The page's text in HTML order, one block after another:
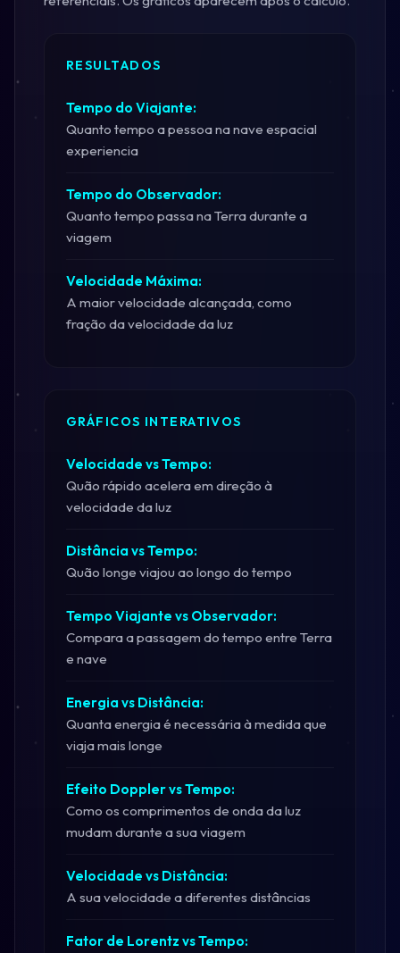
RESULTADOS
Tempo do Viajante:
Quanto tempo a pessoa na nave espacial
experiencia
Tempo do Observador:
Quanto tempo passa na Terra durante a
viagem
Velocidade Máxima:
A maior velocidade alcançada, como
fração da velocidade da luz
GRÁFICOS INTERATIVOS
Velocidade vs Tempo:
Quão rápido acelera em direção à
velocidade da luz
Distância vs Tempo:
Quão longe viajou ao longo do tempo
Tempo Viajante vs Observador:
Compara a passagem do tempo entre Terra
e nave
Energia vs Distância:
Quanta energia é necessária à medida que
viaja mais longe
Efeito Doppler vs Tempo:
Como os comprimentos de onda da luz
mudam durante a sua viagem
Velocidade vs Distância:
A sua velocidade a diferentes distâncias
Fator de Lorentz vs Tempo: